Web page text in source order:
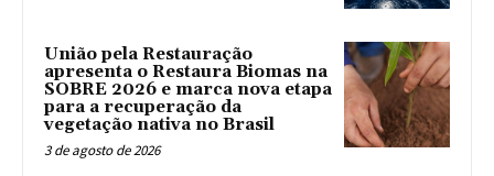
União pela Restauração
apresenta o Restaura Biomas na
SOBRE 2026 e marca nova etapa
para a recuperação da
vegetação nativa no Brasil
3 de agosto de 2026